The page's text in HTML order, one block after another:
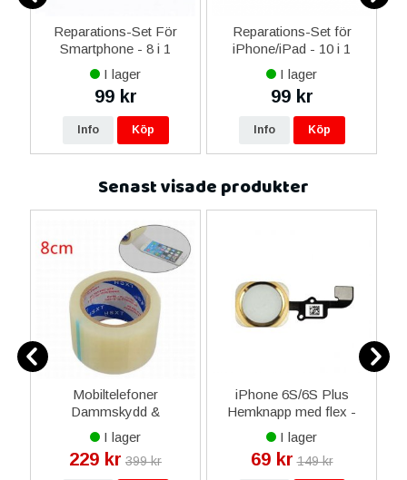
Reparations-Set För
Smartphone - 8 i 1
I lager
99 kr
Info Köp
Reparations-Set för
iPhone/iPad - 10 i 1
I lager
99 kr
Info Köp
Senast visade produkter
Mobiltelefoner
Dammskydd &
Antistatisk Skyddsfilm -
Genomskinling 8 cm
I lager
229 kr 399 kr
iPhone 6S/6S Plus
Hemknapp med flex -
Guld
I lager
69 kr 149 kr